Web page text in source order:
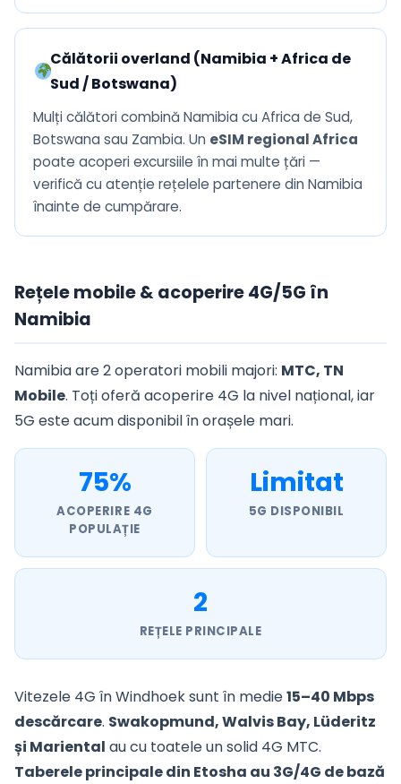
Călătorii overland (Namibia + Africa de
Sud / Botswana)
Mulți călători combină Namibia cu Africa de Sud,
Botswana sau Zambia. Un eSIM regional Africa
poate acoperi excursiile în mai multe țări —
verifică cu atenție rețelele partenere din Namibia
înainte de cumpărare.
Rețele mobile & acoperire 4G/5G în
Namibia
Namibia are 2 operatori mobili majori: MTC, TN
Mobile. Toți oferă acoperire 4G la nivel național, iar
5G este acum disponibil în orașele mari.
75%
ACOPERIRE 4G
POPULAȚIE
Limitat
5G DISPONIBIL
2
REȚELE PRINCIPALE
Vitezele 4G în Windhoek sunt în medie15–40 Mbps
descărcare. Swakopmund, Walvis Bay, Lüderitz
și Mariental au cu toatele un solid 4G MTC.
Taberele principale din Etosha au 3G/4G de bază